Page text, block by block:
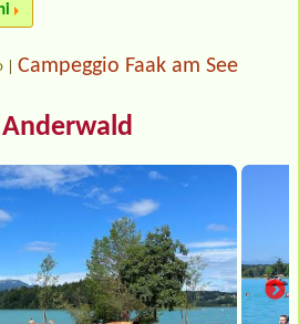
Campeggio Faak am See